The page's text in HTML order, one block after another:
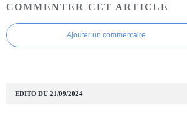
COMMENTER CET ARTICLE
Ajouter un commentaire
EDITO DU 21/09/2024